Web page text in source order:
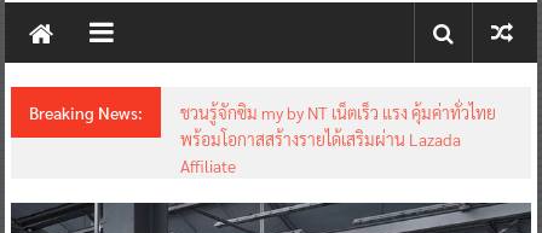
New
Breaking News:
ชวนรู้จักซิม my by NT เน็ตเร็ว แรง คุ้มค่าทั่วไทย
พร้อมโอกาสสร้างรายได้เสริมผ่าน Lazada
Affiliate